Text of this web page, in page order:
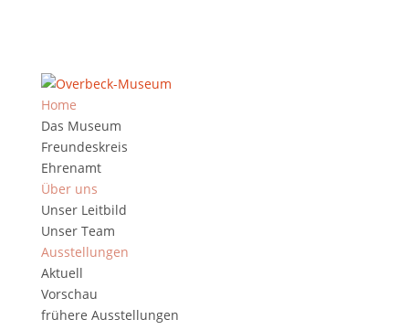
Home
Das Museum
Freundeskreis
Ehrenamt
Über uns
Unser Leitbild
Unser Team
Ausstellungen
Aktuell
Vorschau
frühere Ausstellungen